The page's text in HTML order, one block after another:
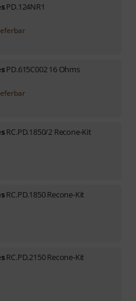
PD.124NR1
PD.615C002 16 Ohms
RC.PD.1850/2 Recone-Kit
RC.PD.1850 Recone-Kit
RC.PD.2150 Recone-Kit